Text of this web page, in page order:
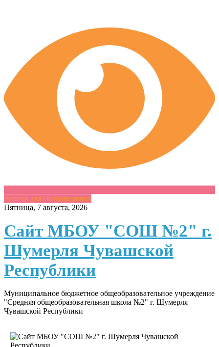
Версия для слабовидящих
Skip
content
Пятница, 7 августа, 2026
Сайт МБОУ "СОШ №2" г.
Шумерля Чувашской
Республики
Муниципальное бюджетное общеобразовательное учреждение
"Средняя общеобразовательная школа №2" г. Шумерля
Чувашской Республики